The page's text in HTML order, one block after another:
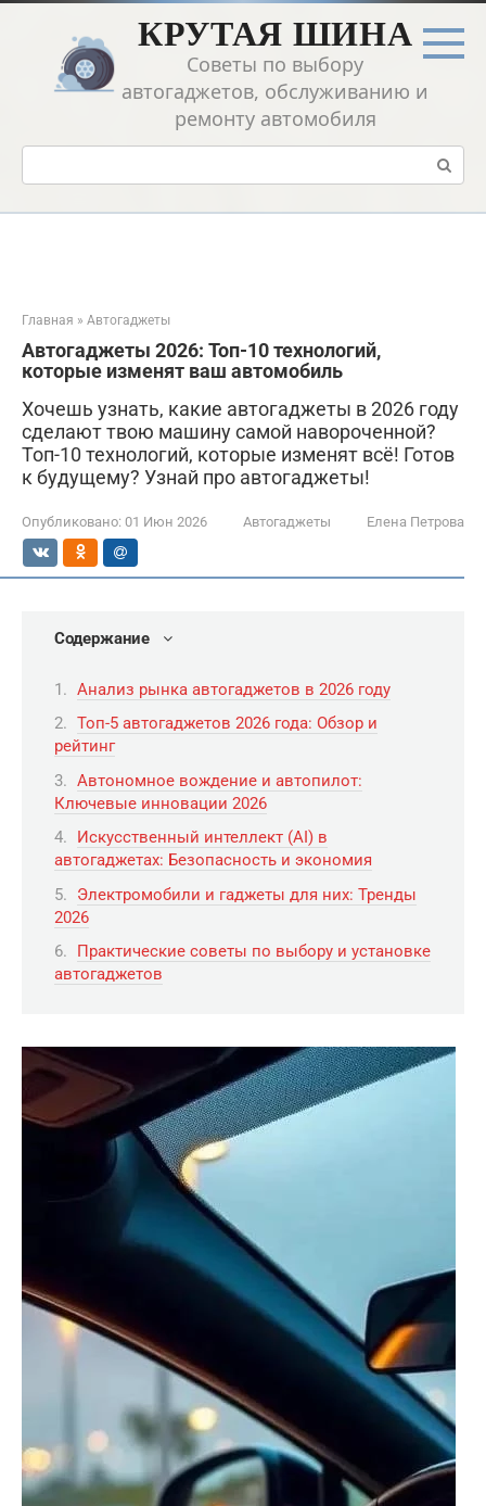
Перейти
контенту
КРУТАЯ ШИНА
Советы по выбору
автогаджетов, обслуживанию и
ремонту автомобиля
Поиск:
Главная » Автогаджеты
Автогаджеты 2026: Топ-10 технологий,
которые изменят ваш автомобиль
Хочешь узнать, какие автогаджеты в 2026 году
сделают твою машину самой навороченной?
Топ-10 технологий, которые изменят всё! Готов
к будущему? Узнай про автогаджеты!
Опубликовано: 01 Июн 2026 Автогаджеты Елена Петрова
Содержание
Анализ рынка автогаджетов в 2026 году
Топ-5 автогаджетов 2026 года: Обзор и
рейтинг
Автономное вождение и автопилот:
Ключевые инновации 2026
Искусственный интеллект (AI) в
автогаджетах: Безопасность и экономия
Электромобили и гаджеты для них: Тренды
2026
Практические советы по выбору и установке
автогаджетов